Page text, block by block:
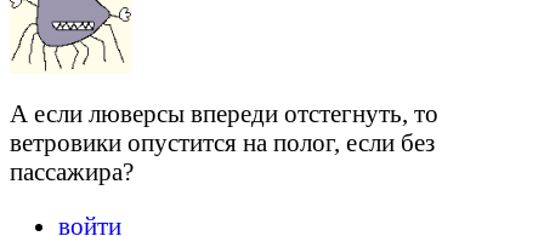
А если люверсы впереди отстегнуть, то
ветровики опустится на полог, если без
пассажира?
войти